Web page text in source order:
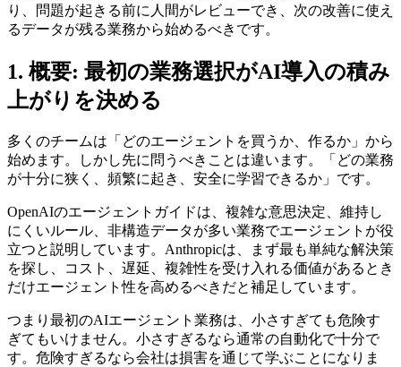
り、問題が起きる前に人間がレビューでき、次の改善に使え
るデータが残る業務から始めるべきです。
1. 概要: 最初の業務選択がAI導入の積み
上がりを決める
多くのチームは「どのエージェントを買うか、作るか」から
始めます。しかし先に問うべきことは違います。「どの業務
が十分に狭く、頻繁に起き、安全に学習できるか」です。
OpenAIのエージェントガイドは、複雑な意思決定、維持し
にくいルール、非構造データが多い業務でエージェントが役
立つと説明しています。Anthropicは、まず最も単純な解決策
を探し、コスト、遅延、複雑性を受け入れる価値があるとき
だけエージェント性を高めるべきだと補足しています。
つまり最初のAIエージェント業務は、小さすぎても危険す
ぎてもいけません。小さすぎるなら通常の自動化で十分で
す。危険すぎるなら会社は損害を通じて学ぶことになりま